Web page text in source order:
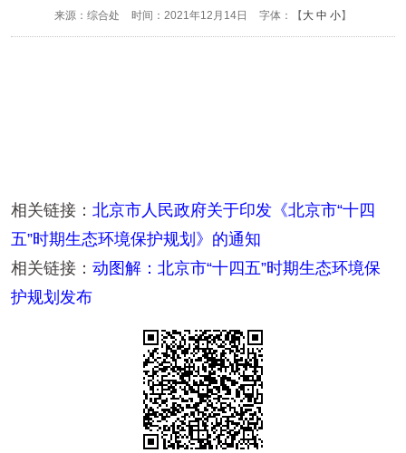
来源：综合处 时间：2021年12月14日 字体：【 大 中 小】
相关链接： 北京市人民政府关于印发《北京市“十四
五”时期生态环境保护规划》的通知
相关链接： 动图解：北京市“十四五”时期生态环境保
护规划发布